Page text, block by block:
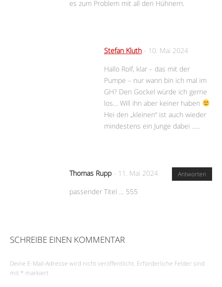
es zum Problem mit all den Hühnern.
Stefan Kluth - 10. Mai 2024
Hallo Rolf, klar – das mit der
Pumpe – nur wann bin ich mal im
GH? Den Gockel würde ich gerne
los… Will ihn aber keiner haben
Hei den „kleinen“ ist auch wieder
mindestens ein Junge dabei …..
Antworten
Thomas Rupp - 11. Mai 2024
passender Titel … 555
SCHREIBE EINEN KOMMENTAR
Deine E-Mail-Adresse wird nicht veröffentlicht. Erforderliche Felder sind
mit * markiert